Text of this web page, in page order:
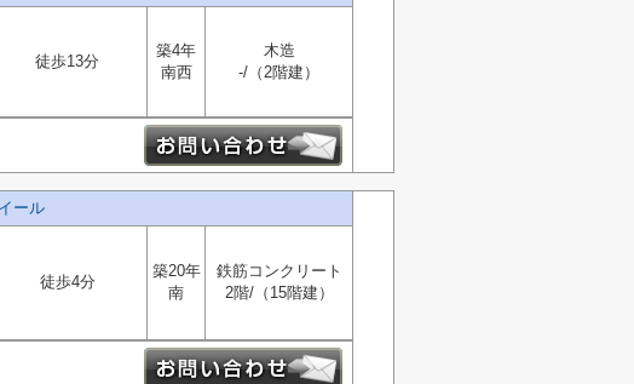
徒歩13分
築4年
南西
木造
-/（2階建）
ール
徒歩4分
築20年
南
鉄筋コンクリート
2階/（15階建）